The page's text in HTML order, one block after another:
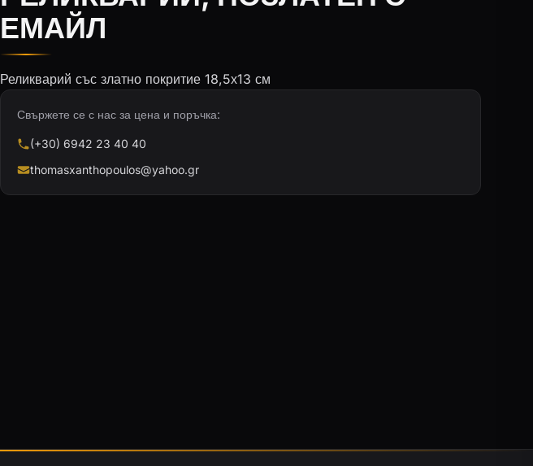
ЕМАЙЛ
Реликварий със златно покритие 18,5х13 см
Свържете се с нас за цена и поръчка:
(+30) 6942 23 40 40
thomasxanthopoulos@yahoo.gr